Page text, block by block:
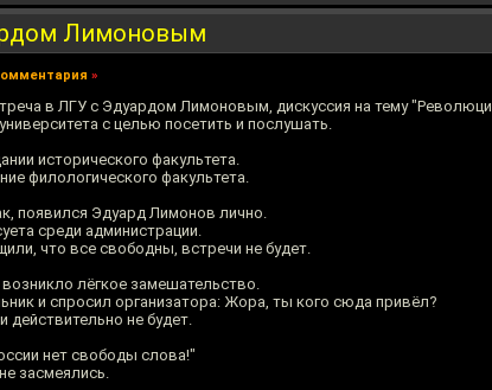
Лимоновым
»
в ЛГУ с Эдуардом Лимоновым, дискуссия на тему
с целью посетить и послушать.
исторического факультета.
филологического факультета.
появился Эдуард Лимонов лично.
среди администрации.
что все свободны, встречи не будет.
лёгкое замешательство.
и спросил организатора: Жора, ты кого сюда привёл?
действительно не будет.
нет свободы слова!"
засмеялись.